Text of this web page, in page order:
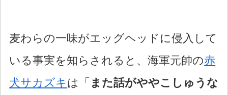
麦わらの一味がエッグヘッドに侵入して
いる事実を知らされると、海軍元帥の赤
犬サカズキは「 また話がややこしゅうな